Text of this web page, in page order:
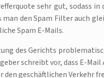
sehr gut, sodass
den Spam Filter auch
Spam E-Mails.
des Gerichts
schreibt vor, dass E-
den geschäftlichen Verkehr